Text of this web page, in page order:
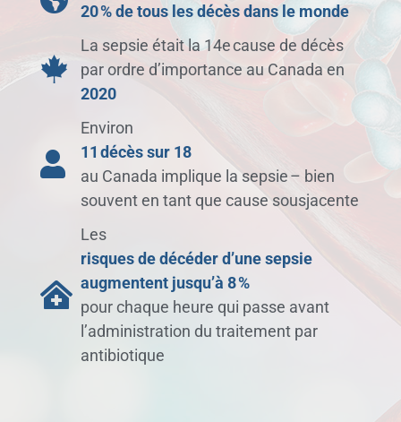
20 % de tous les décès dans le monde
La sepsie était la 14e cause de décès
par ordre d’importance au Canada en
2020
Environ
11 décès sur 18
au Canada implique la sepsie – bien
souvent en tant que cause sousjacente
Les
risques de décéder d’une sepsie
augmentent jusqu’à 8 %
pour chaque heure qui passe avant
l’administration du traitement par
antibiotique